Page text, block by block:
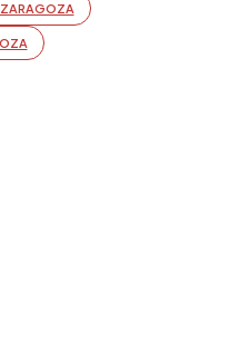
ZARAGOZA